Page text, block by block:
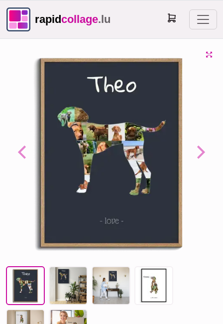
rapidcollage.lu
Previous Next